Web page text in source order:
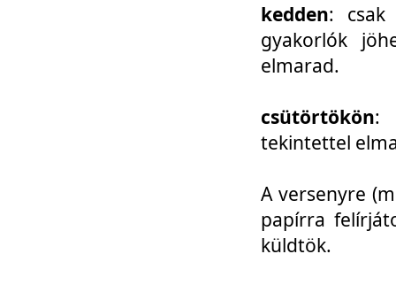
kedden: csak
gyakorlók
elmarad.
csütörtökön:
tekintettel
A versenyre
papírra
küldtök.